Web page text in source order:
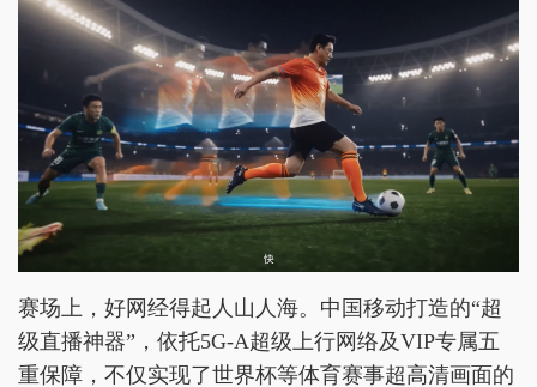
赛场上，好网经得起人山人海。中国移动打造的“超
级直播神器”，依托5G-A超级上行网络及VIP专属五
重保障，不仅实现了世界杯等体育赛事超高清画面的